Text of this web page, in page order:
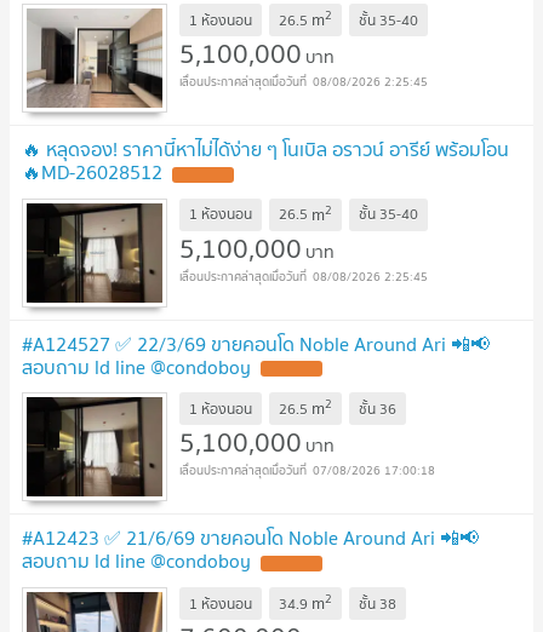
1 ห้องนอน 26.5 m2 ชั้น 35-40
5,100,000 บาท
08/08/2026 2:25:45
🔥 หลุดจอง! ราคานี้หาไม่ได้ง่าย ๆ โนเบิล อราวน์ อารีย์ พร้อมโอน
🔥MD-26028512
1 ห้องนอน 26.5 m2 ชั้น 35-40
5,100,000 บาท
08/08/2026 2:25:45
#A124527 ✅ 22/3/69 ขายคอนโด Noble Around Ari 📲📢
สอบถาม ld line @condoboy
1 ห้องนอน 26.5 m2 ชั้น 36
5,100,000 บาท
07/08/2026 17:00:18
#A12423 ✅ 21/6/69 ขายคอนโด Noble Around Ari 📲📢
สอบถาม ld line @condoboy
1 ห้องนอน 34.9 m2 ชั้น 38